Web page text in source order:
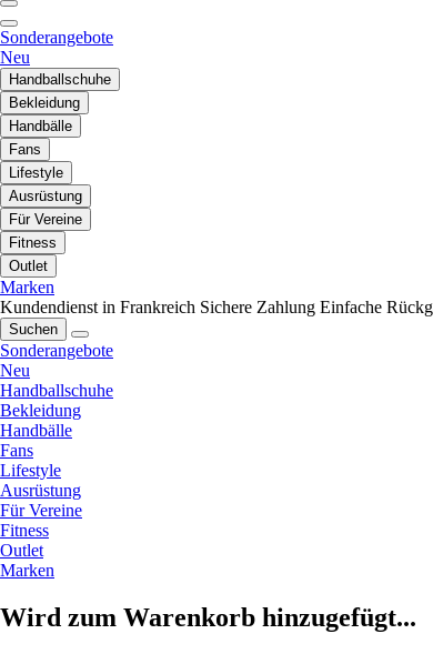
Sonderangebote
Neu
Handballschuhe
Bekleidung
Handbälle
Fans
Lifestyle
Ausrüstung
Für Vereine
Fitness
Outlet
Marken
Kundendienst in Frankreich Sichere Zahlung Einfache
Suchen
Sonderangebote
Neu
Handballschuhe
Bekleidung
Handbälle
Fans
Lifestyle
Ausrüstung
Für Vereine
Fitness
Outlet
Marken
Wird zum Warenkorb hinzugefügt...